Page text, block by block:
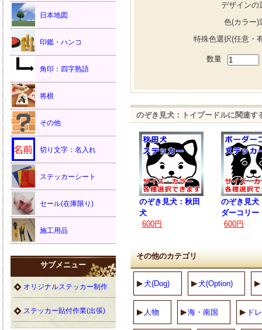
デザインの
色(カラー)
特殊色選択(任意・
数量
のぞき見犬：トイプードルに関連す
のぞき見犬：秋田
犬
600円
のぞき見犬
ダーコリー
600円
その他のカテゴリ
犬(Dog) 犬(Option)
人物 海・南国 ド
日本地図
印鑑・ハンコ
角印：四字熟語
将棋
その他
切り文字：名入れ
ステッカーシート
セール(在庫限り)
施工用品
サブメニュー
オリジナルステッカー制作
ステッカー貼付作業(出張)